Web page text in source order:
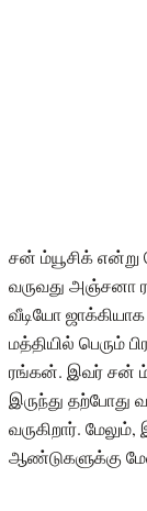
சன் ம்யூசிக்
வருவது அஞ்சனா
வீடியோ
மத்தியில் பெரும்
ரங்கன். இவர் சன்
இருந்து தற்போது
வருகிறார்.
ஆண்டுகளுக்கு